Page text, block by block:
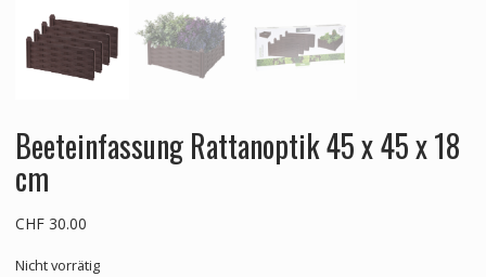
Beeteinfassung Rattanoptik 45 x 45 x 18
cm
CHF30.00
Nicht vorrätig